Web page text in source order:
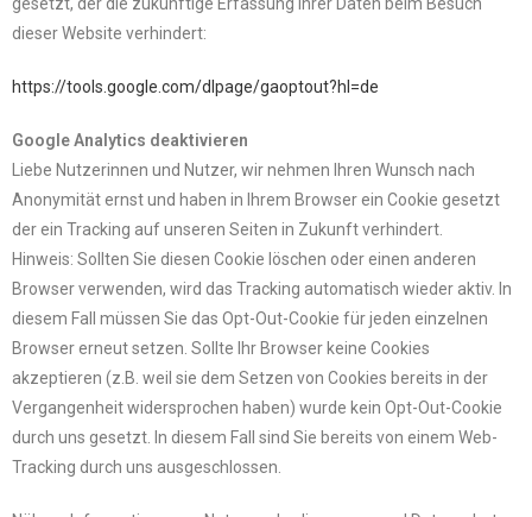
dieser Website verhindert:
https://tools.google.com/dlpage/gaoptout?hl=de
Google Analytics deaktivieren
Liebe Nutzerinnen und Nutzer, wir nehmen Ihren Wunsch nach
Anonymität ernst und haben in Ihrem Browser ein Cookie gesetzt
der ein Tracking auf unseren Seiten in Zukunft verhindert.
Hinweis: Sollten Sie diesen Cookie löschen oder einen anderen
Browser verwenden, wird das Tracking automatisch wieder aktiv. In
diesem Fall müssen Sie das Opt-Out-Cookie für jeden einzelnen
Browser erneut setzen. Sollte Ihr Browser keine Cookies
akzeptieren (z.B. weil sie dem Setzen von Cookies bereits in der
Vergangenheit widersprochen haben) wurde kein Opt-Out-Cookie
durch uns gesetzt. In diesem Fall sind Sie bereits von einem Web-
Tracking durch uns ausgeschlossen.